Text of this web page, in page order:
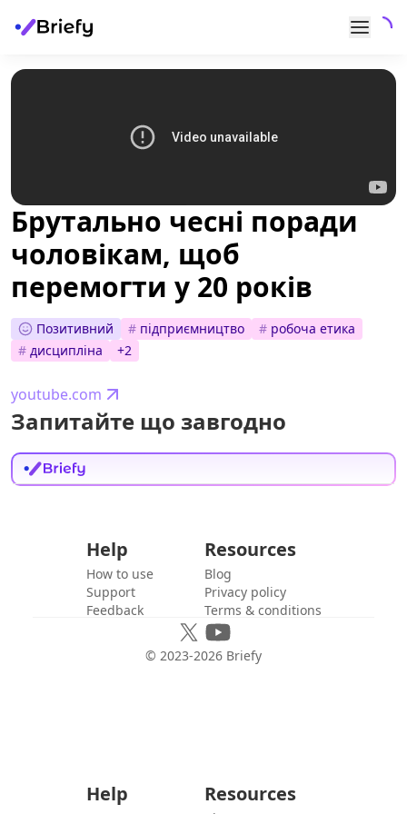
Брутально чесні поради
чоловікам, щоб
перемогти у 20 років
Позитивний # підприємництво # робоча етика
# дисципліна +2
youtube.com
Запитайте що завгодно
Help
How to use
Support
Feedback
Resources
Blog
Privacy policy
Terms & conditions
© 2023-2026 Briefy
Help Resources